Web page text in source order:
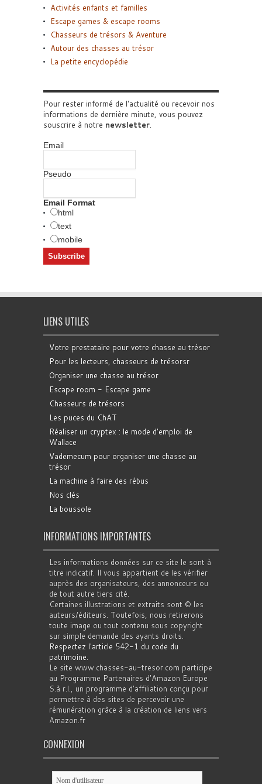
Activités enfants et familles
Escape games & escape rooms
Chasseurs de trésors & Aventure
Autour des chasses au trésor
La petite encyclopédie
Pour rester informé de l'actualité ou recevoir nos
informations de dernière minute, vous pouvez
souscrire à notre newsletter.
Email
Pseudo
Email Format
html
text
mobile
LIENS UTILES
Votre prestataire pour votre chasse au trésor
Pour les lecteurs, chasseurs de trésorsr
Organiser une chasse au trésor
Escape room - Escape game
Chasseurs de trésors
Les puces du ChAT
Réaliser un cryptex : le mode d'emploi de
Wallace
Vademecum pour organiser une chasse au
trésor
La machine à faire des rébus
Nos clés
La boussole
INFORMATIONS IMPORTANTES
Les informations données sur ce site le sont à
titre indicatif. Il vous appartient de les vérifier
auprès des organisateurs, des annonceurs ou
de tout autre tiers cité.
Certaines illustrations et extraits sont © les
auteurs/éditeurs. Toutefois, nous retirerons
toute image ou tout contenu sous copyright
sur simple demande des ayants droits.
Respectez l'article 542-1 du code du
patrimoine.
Le site www.chasses-au-tresor.com participe
au Programme Partenaires d’Amazon Europe
S.à r.l., un programme d’affiliation conçu pour
permettre à des sites de percevoir une
rémunération grâce à la création de liens vers
Amazon.fr
CONNEXION